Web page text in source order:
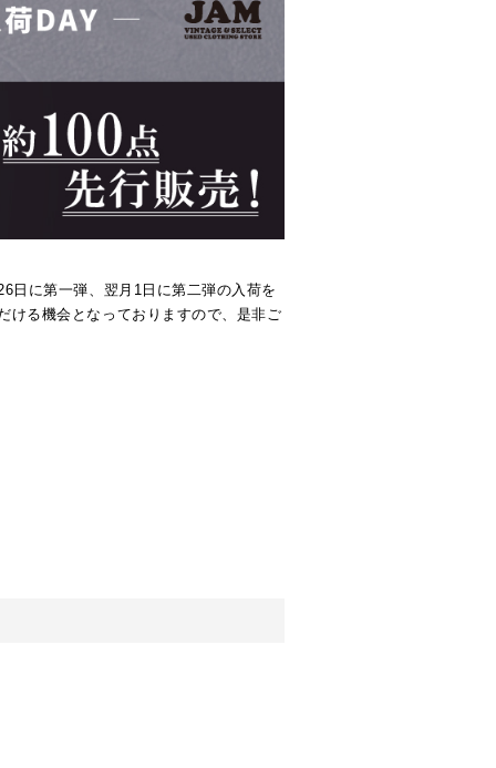
日に第一弾、翌月1日に第二弾の入荷を
ける機会となっておりますので、是非ご